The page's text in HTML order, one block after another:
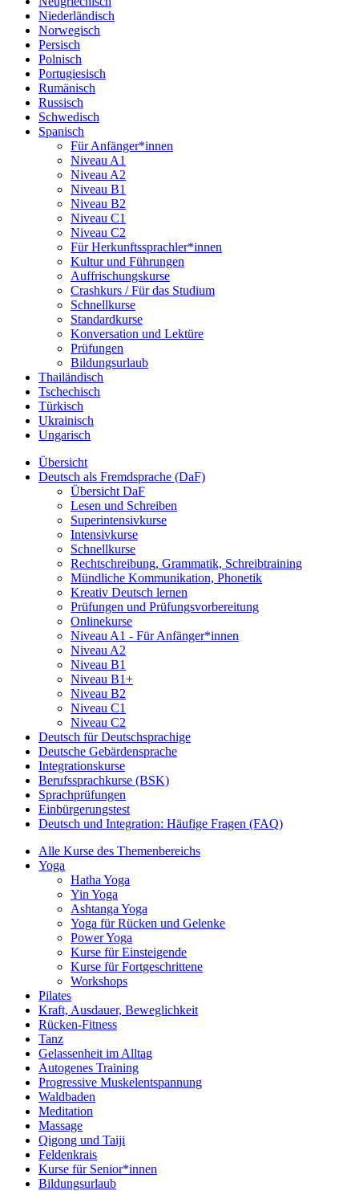
Niederländisch
Norwegisch
Persisch
Polnisch
Portugiesisch
Rumänisch
Russisch
Schwedisch
Spanisch
Für Anfänger*innen
Niveau A1
Niveau A2
Niveau B1
Niveau B2
Niveau C1
Niveau C2
Für Herkunftssprachler*innen
Kultur und Führungen
Auffrischungskurse
Crashkurs / Für das Studium
Schnellkurse
Standardkurse
Konversation und Lektüre
Prüfungen
Bildungsurlaub
Thailändisch
Tschechisch
Türkisch
Ukrainisch
Ungarisch
Übersicht
Deutsch als Fremdsprache (DaF)
Übersicht DaF
Lesen und Schreiben
Superintensivkurse
Intensivkurse
Schnellkurse
Rechtschreibung, Grammatik, Schreibtraining
Mündliche Kommunikation, Phonetik
Kreativ Deutsch lernen
Prüfungen und Prüfungsvorbereitung
Onlinekurse
Niveau A1 - Für Anfänger*innen
Niveau A2
Niveau B1
Niveau B1+
Niveau B2
Niveau C1
Niveau C2
Deutsch für Deutschsprachige
Deutsche Gebärdensprache
Integrationskurse
Berufssprachkurse (BSK)
Sprachprüfungen
Einbürgerungstest
Deutsch und Integration: Häufige Fragen (FAQ)
Alle Kurse des Themenbereichs
Yoga
Hatha Yoga
Yin Yoga
Ashtanga Yoga
Yoga für Rücken und Gelenke
Power Yoga
Kurse für Einsteigende
Kurse für Fortgeschrittene
Workshops
Pilates
Kraft, Ausdauer, Beweglichkeit
Rücken-Fitness
Tanz
Gelassenheit im Alltag
Autogenes Training
Progressive Muskelentspannung
Waldbaden
Meditation
Massage
Qigong und Taiji
Feldenkrais
Kurse für Senior*innen
Bildungsurlaub